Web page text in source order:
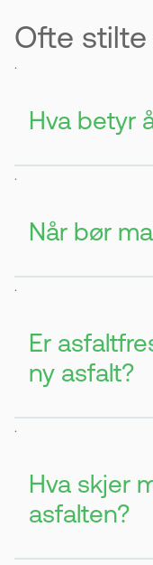
Ofte
.
Hva betyr
Det betyr å
.
Når bør
Når det
.
Er
ny asfalt?
Ja, det er ofte
.
Hva skjer
asfalten?
Den blir